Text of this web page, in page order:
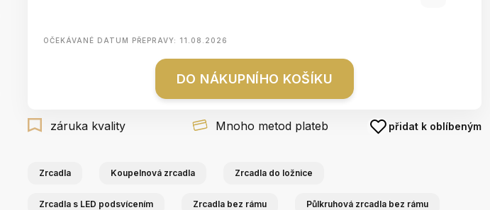
OČEKÁVANÉ DATUM PŘEPRAVY: 11.08.2026
DO NÁKUPNÍHO KOŠÍKU
záruka kvality Mnoho metod plateb přidat k oblíbeným
Zrcadla Koupelnová zrcadla Zrcadla do ložnice
Zrcadla s LED podsvícením Zrcadla bez rámu Půlkruhová zrcadla bez rámu